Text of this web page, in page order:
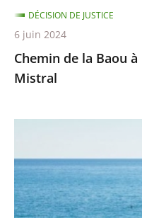
Chemin de la Baou
Mistral
DÉCISION DE JUSTICE
6 juin 2024
–
21
août